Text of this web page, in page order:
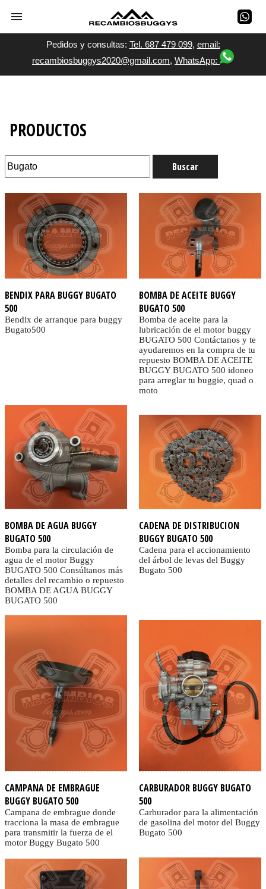
Pedidos y consultas: Tel. 687 479 099, email:
recambiosbuggys2020@gmail.com, WhatsApp:
PRODUCTOS
BENDIX PARA BUGGY BUGATO
500
Bendix de arranque para buggy
Bugato500
BOMBA DE ACEITE BUGGY
BUGATO 500
Bomba de aceite para la
lubricación de el motor buggy
BUGATO 500 Contáctanos y te
ayudaremos en la compra de tu
repuesto BOMBA DE ACEITE
BUGGY BUGATO 500 idoneo
para arreglar tu buggie, quad o
moto
BOMBA DE AGUA BUGGY
BUGATO 500
Bomba para la circulación de
agua de el motor Buggy
BUGATO 500 Consúltanos más
detalles del recambio o repuesto
BOMBA DE AGUA BUGGY
BUGATO 500
CADENA DE DISTRIBUCION
BUGGY BUGATO 500
Cadena para el accionamiento
del árbol de levas del Buggy
Bugato 500
CAMPANA DE EMBRAGUE
BUGGY BUGATO 500
Campana de embrague donde
tracciona la masa de embrague
para transmitir la fuerza de el
motor Buggy Bugato 500
CARBURADOR BUGGY BUGATO
500
Carburador para la alimentación
de gasolina del motor del Buggy
Bugato 500